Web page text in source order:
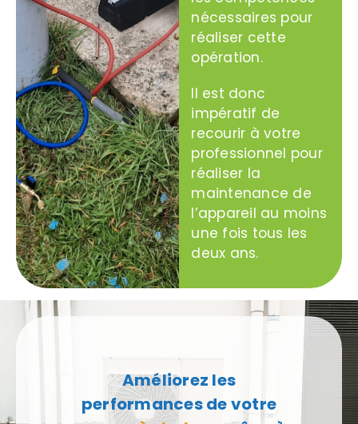
nécessaires pour
réaliser cette
opération.
Il est donc
impératif de
recourir à votre
professionnel pour
réaliser la
maintenance de
l’appareil au moins
une fois tous les
deux ans.
Améliorez les
performances de votre